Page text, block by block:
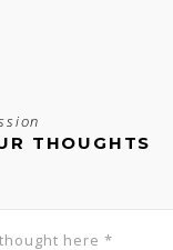
THOUGHTS